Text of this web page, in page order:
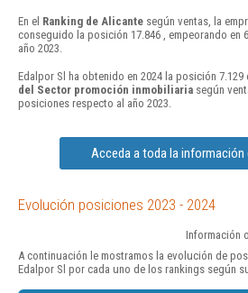
En el Ranking de Alicante según ventas, la
conseguido la posición 17.846 , empeorando en
año 2023.
Edalpor Sl ha obtenido en 2024 la posición 7.129
del Sector promoción inmobiliaria según
posiciones respecto al año 2023.
Acceda a toda la información
Evolución posiciones 2023 - 2024
Información
A continuación le mostramos la evolución de
Edalpor Sl por cada uno de los rankings según